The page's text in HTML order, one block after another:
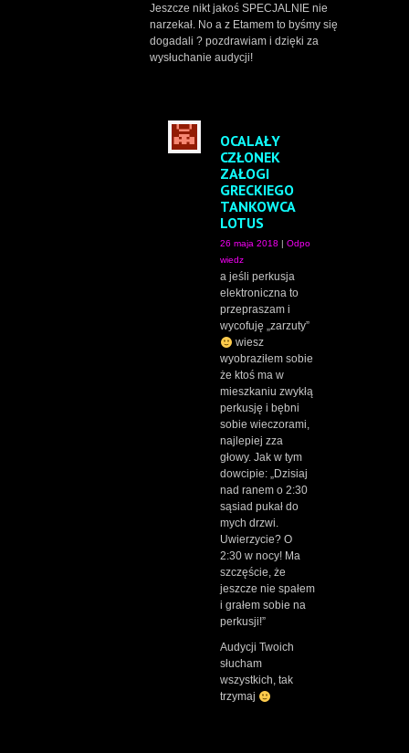
Jeszcze nikt jakoś SPECJALNIE nie
narzekał. No a z Etamem to byśmy się
dogadali ? pozdrawiam i dzięki za
wysłuchanie audycji!
OCALAŁY
CZŁONEK
ZAŁOGI
GRECKIEGO
TANKOWCA
LOTUS
26 maja 2018
Odpo
wiedz
a jeśli perkusja
elektroniczna to
przepraszam i
wycofuję „zarzuty”
wiesz
wyobraziłem sobie
że ktoś ma w
mieszkaniu zwykłą
perkusję i bębni
sobie wieczorami,
najlepiej zza
głowy. Jak w tym
dowcipie: „Dzisiaj
nad ranem o 2:30
sąsiad pukał do
mych drzwi.
Uwierzycie? O
2:30 w nocy! Ma
szczęście, że
jeszcze nie spałem
i grałem sobie na
perkusji!”
Audycji Twoich
słucham
wszystkich, tak
trzymaj